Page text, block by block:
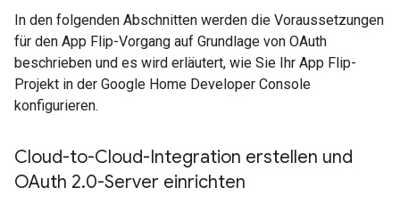
In den folgenden Abschnitten werden die Voraussetzungen
für den App Flip-Vorgang auf Grundlage von OAuth
beschrieben und es wird erläutert, wie Sie Ihr App Flip-
Projekt in der Google Home Developer Console
konfigurieren.
Cloud-to-Cloud-Integration erstellen und
OAuth 2.0-Server einrichten